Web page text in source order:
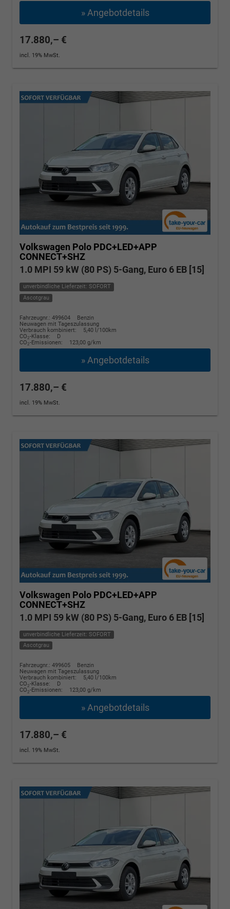
» Angebotdetails
17.880,– €
incl. 19% MwSt.
Volkswagen Polo PDC+LED+APP
CONNECT+SHZ
1.0 MPI 59 kW (80 PS) 5-Gang, Euro 6 EB [15]
unverbindliche Lieferzeit: SOFORT
Ascotgrau
Fahrzeugnr.: 499604
Benzin
Neuwagen mit Tageszulassung
Verbrauch kombiniert:
5,40 l/100km
CO2-Klasse:
D
CO2-Emissionen: 123,00 g/km
» Angebotdetails
17.880,– €
incl. 19% MwSt.
Volkswagen Polo PDC+LED+APP
CONNECT+SHZ
1.0 MPI 59 kW (80 PS) 5-Gang, Euro 6 EB [15]
unverbindliche Lieferzeit: SOFORT
Ascotgrau
Fahrzeugnr.: 499605
Benzin
Neuwagen mit Tageszulassung
Verbrauch kombiniert:
5,40 l/100km
CO2-Klasse:
D
CO2-Emissionen: 123,00 g/km
» Angebotdetails
17.880,– €
incl. 19% MwSt.